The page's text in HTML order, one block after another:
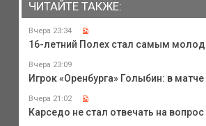
ЧИТАЙТЕ ТАКЖЕ:
Вчера 23:34
16-летний Полех стал самым
Вчера 23:09
Игрок «Оренбурга» Голыбин: в
Вчера 21:02
Карседо не стал отвечать на